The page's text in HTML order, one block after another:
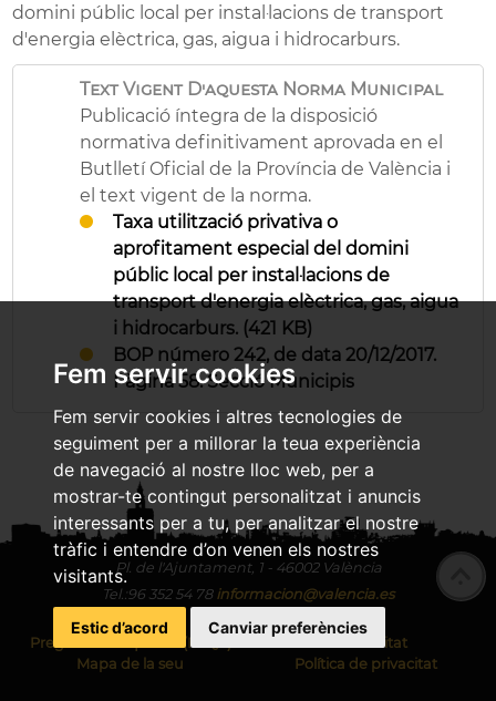
Fem servir cookies
Fem servir cookies i altres tecnologies de
seguiment per a millorar la teua experiència
de navegació al nostre lloc web, per a
mostrar-te contingut personalitzat i anuncis
interessants per a tu, per analitzar el nostre
tràfic i entendre d’on venen els nostres
visitants.
Estic d’acord Canviar preferències
domini públic local per instal·lacions de transport
d'energia elèctrica, gas, aigua i hidrocarburs.
Text Vigent D'aquesta Norma Municipal
Publicació íntegra de la disposició
normativa definitivament aprovada en el
Butlletí Oficial de la Província de València i
el text vigent de la norma.
Taxa utilització privativa o
aprofitament especial del domini
públic local per instal·lacions de
transport d'energia elèctrica, gas, aigua
i hidrocarburs. (421 KB)
BOP número 242, de data 20/12/2017.
Pàgina 58. Secció Municipis
Pl. de l'Ajuntament, 1 - 46002 València
Tel.: 96 352 54 78 informacion@valencia.es
Preguntes freqüents (FAQS)
Accesibilitat
Mapa de la seu
Política de privacitat